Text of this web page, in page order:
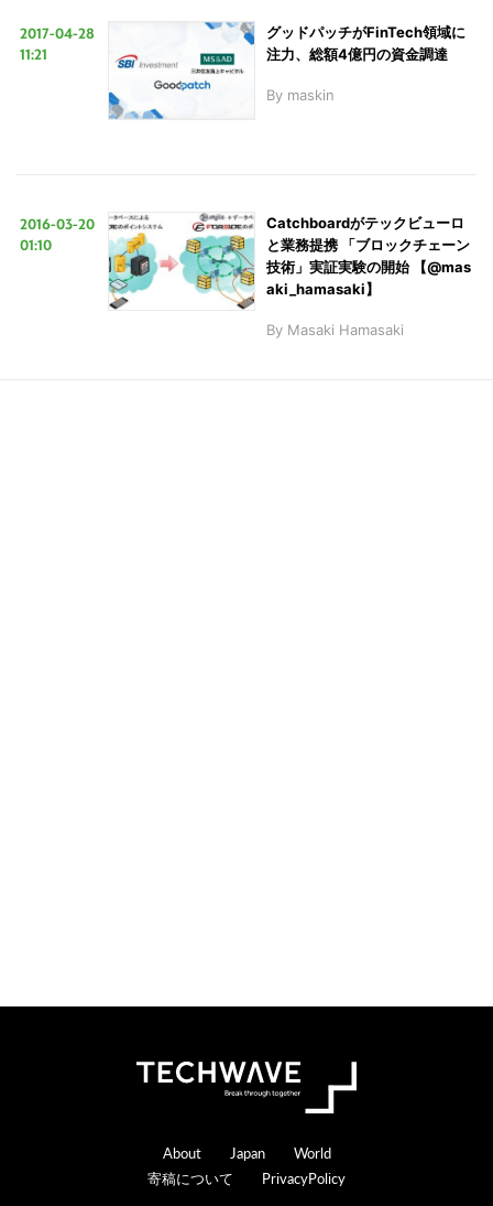
2017-04-28
11:21
グッドパッチがFinTech領域に
注力、総額4億円の資金調達
By maskin
2016-03-20
01:10
Catchboardがテックビューロ
と業務提携 「ブロックチェーン
技術」実証実験の開始 【@mas
aki_hamasaki】
By Masaki Hamasaki
Footer
About Japan
World
寄稿について
PrivacyPolicy
こ
の
検
索